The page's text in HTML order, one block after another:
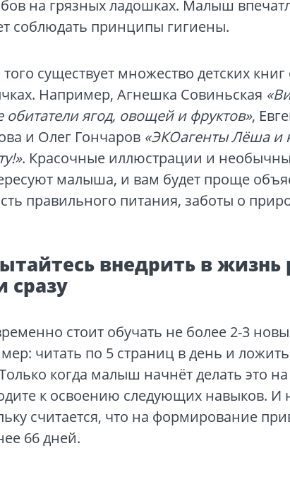
на грязных ладошках. Малыш
соблюдать принципы гигиены.
существует множество детских
Например, Агнешка Совиньская
обитатели ягод, овощей и фруктов»,
и Олег Гончаров «ЭКОагенты Лёша и
. Красочные иллюстрации и
малыша, и вам будет проще
правильного питания, заботы о
внедрить в жизнь
сразу
стоит обучать не более 2-3
читать по 5 страниц в день и
когда малыш начнёт делать это
к освоению следующих навыков. И
считается, что на формирование
66 дней.